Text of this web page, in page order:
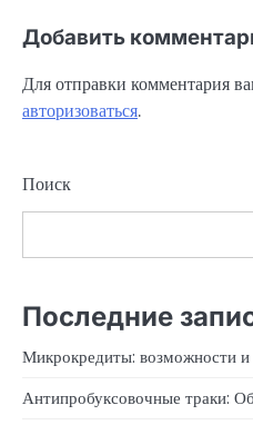
Добавить
Для отправки комментария
авторизоваться.
Поиск
Последние
Микрокредиты: возможности
Антипробуксовочные траки: